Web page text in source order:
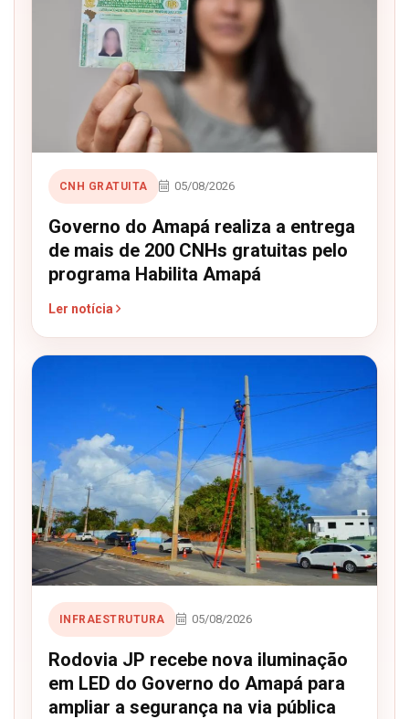
CNH GRATUITA 05/08/2026
Governo do Amapá realiza a entrega
de mais de 200 CNHs gratuitas pelo
programa Habilita Amapá
Ler notícia
INFRAESTRUTURA 05/08/2026
Rodovia JP recebe nova iluminação
em LED do Governo do Amapá para
ampliar a segurança na via pública